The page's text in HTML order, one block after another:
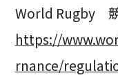
World Rugby
https://
rnance/